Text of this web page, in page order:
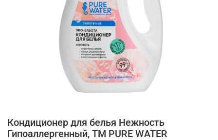
Кондиционер для белья Нежность
Гипоаллергенный, ТМ PURE WATER